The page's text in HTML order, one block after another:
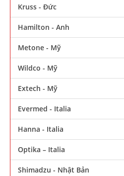
Kruss - Đức
Hamilton - Anh
Metone - Mỹ
Wildco - Mỹ
Extech - Mỹ
Evermed - Italia
Hanna - Italia
Optika – Italia
Shimadzu - Nhật Bản